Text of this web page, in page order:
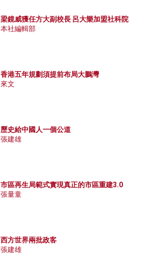
梁鏡威獲任方大副校長 呂大樂加盟社科院
本社編輯部
香港五年規劃須提前布局大鵬灣
來文
歷史給中國人一個公道
張建雄
市區再生局範式實現真正的市區重建3.0
張量童
西方世界兩批政客
張建雄